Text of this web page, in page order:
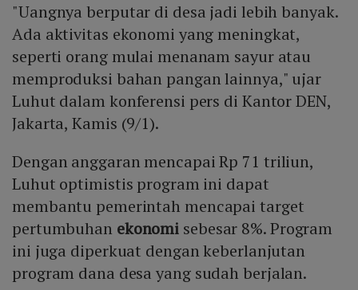
"Uangnya berputar di desa jadi lebih banyak.
Ada aktivitas ekonomi yang meningkat,
seperti orang mulai menanam sayur atau
memproduksi bahan pangan lainnya," ujar
Luhut dalam konferensi pers di Kantor DEN,
Jakarta, Kamis (9/1).
Dengan anggaran mencapai Rp 71 triliun,
Luhut optimistis program ini dapat
membantu pemerintah mencapai target
pertumbuhan ekonomi sebesar 8%. Program
ini juga diperkuat dengan keberlanjutan
program dana desa yang sudah berjalan.